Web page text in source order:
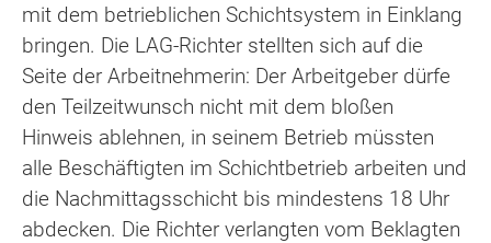
mit dem betrieblichen Schichtsystem in Einklang
bringen. Die LAG-Richter stellten sich auf die
Seite der Arbeitnehmerin: Der Arbeitgeber dürfe
den Teilzeitwunsch nicht mit dem bloßen
Hinweis ablehnen, in seinem Betrieb müssten
alle Beschäftigten im Schichtbetrieb arbeiten und
die Nachmittagsschicht bis mindestens 18 Uhr
abdecken. Die Richter verlangten vom Beklagten